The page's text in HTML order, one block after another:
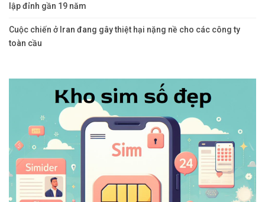
lập đỉnh gần 19 năm
Cuộc chiến ở Iran đang gây thiệt hại nặng nề cho các công ty
toàn cầu